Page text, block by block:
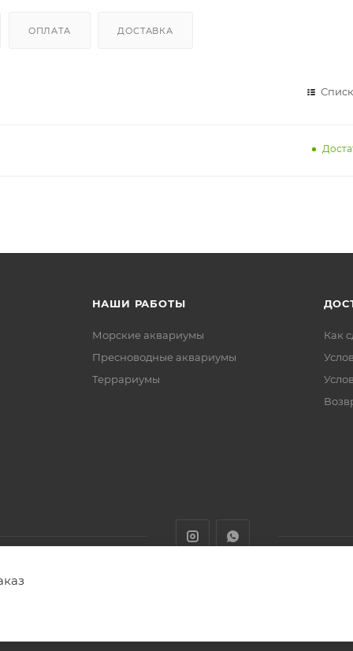
ОПЛАТА ДОСТАВКА
НАШИ РАБОТЫ
Морские аквариумы
Пресноводные аквариумы
Террариумы
Как
и животных с доставкой товаров по Алматы и Казахстану